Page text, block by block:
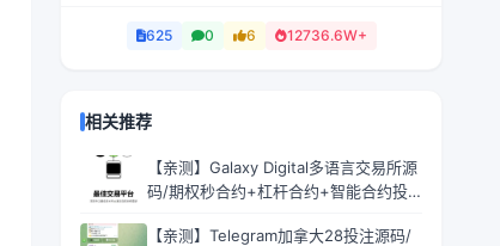
625 0 6 12736.6W+
相关推荐
【亲测】Galaxy Digital多语言交易所源
码/期权秒合约+杠杆合约+智能合约投
【亲测】Telegram加拿大28投注源码/